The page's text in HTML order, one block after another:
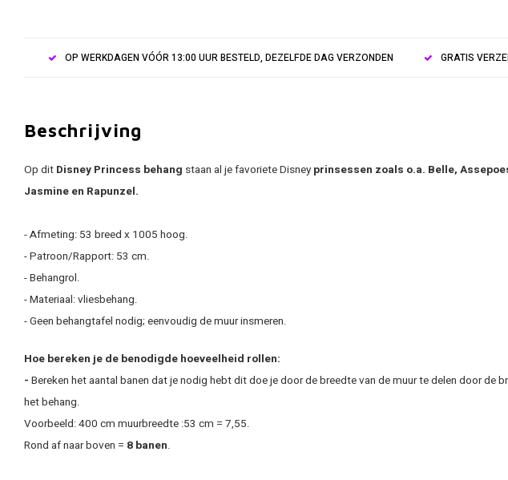
OP WERKDAGEN VÓÓR 13:00 UUR BESTELD, DEZELFDE DAG VERZONDEN GRATIS
Beschrijving
Op dit Disney Princess behang staan al je favoriete Disney prinsessen zoals o.a. Belle,
Jasmine en Rapunzel.
- Afmeting: 53 breed x 1005 hoog.
- Patroon/Rapport: 53 cm.
- Behangrol.
- Materiaal: vliesbehang.
- Geen behangtafel nodig; eenvoudig de muur insmeren.
Hoe bereken je de benodigde hoeveelheid rollen:
- Bereken het aantal banen dat je nodig hebt dit doe je door de breedte van de muur te delen door de
het behang.
Voorbeeld: 400 cm muurbreedte :53 cm = 7,55.
Rond af naar boven = 8 banen.